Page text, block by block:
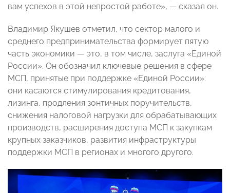
вам успехов в этой непростой работе», — сказал он.
Владимир Якушев отметил, что сектор малого и
среднего предпринимательства формирует пятую
часть экономики — это, в том числе, заслуга «Единой
России». Он обозначил ключевые решения в сфере
МСП, принятые при поддержке «Единой России»:
они касаются стимулирования кредитования,
лизинга, продления зонтичных поручительств,
снижения налоговой нагрузки для обрабатывающих
производств, расширения доступа МСП к закупкам
крупных заказчиков, развития инфраструктуры
поддержки МСП в регионах и многого другого.